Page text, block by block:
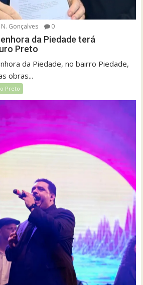
N. Gonçalves 0
da Piedade terá
Preto
da Piedade, no bairro Piedade,
obras...
Preto